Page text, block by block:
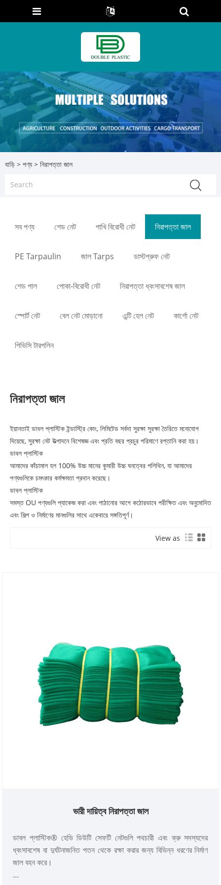
বাড়ি > পণ্য > নিরাপত্তা জাল
সব পণ্য শেড নেট পাখি বিরোধী নেট নিরাপত্তা জাল
PE Tarpaulin জাল Tarps ডাস্টপ্রুফ নেট
শেড পাল পোকা-বিরোধী নেট নিরাপত্তা ধ্বংসাবশেষ জাল
স্পোর্ট নেট বেল নেট মোড়ানো এন্টি হেল নেট কার্গো নেট
পিভিসি টারপলিন
নিরাপত্তা জাল
ইয়ানতাই ডাবল প্লাস্টিক ইন্ডাস্ট্রি কোং, লিমিটেড সর্বদা সুরক্ষা সুরক্ষা তৈরিতে মনোযোগ
দিয়েছে, সুরক্ষা নেট উত্পাদনে বিশেষজ্ঞ এবং প্রতি বছর প্রচুর পরিমাণে রপ্তানি করা হয়।
ডাবল প্লাস্টিক
আমাদের কাঁচামাল হল 100% উচ্চ মানের কুমারী উচ্চ ঘনত্বের পলিথিন, যা আমাদের
পণ্যগুলিকে চমৎকার কর্মক্ষমতা প্রদান করেছে।
ডাবল প্লাস্টিক
সমস্ত OU পণ্যগুলি প্যাকেজ করা এবং পাঠানোর আগে কঠোরভাবে পরীক্ষিত এবং অনুমোদিত
এবং শিল্প ও নির্মাণের মানগুলির সাথে একেবারে সঙ্গতিপূর্ণ।
View as
ভারী দায়িত্ব নিরাপত্তা জাল
ডাবল প্লাস্টিক® হেভি ডিউটি ​​সেফটি নেটগুলি পথচারী এবং ক্রু সদস্যদের
ধ্বংসাবশেষ বা দুর্ঘটনাজনিত পতন থেকে রক্ষা করার জন্য বিভিন্ন ধরণের নির্মাণ
জাল বহন করে।